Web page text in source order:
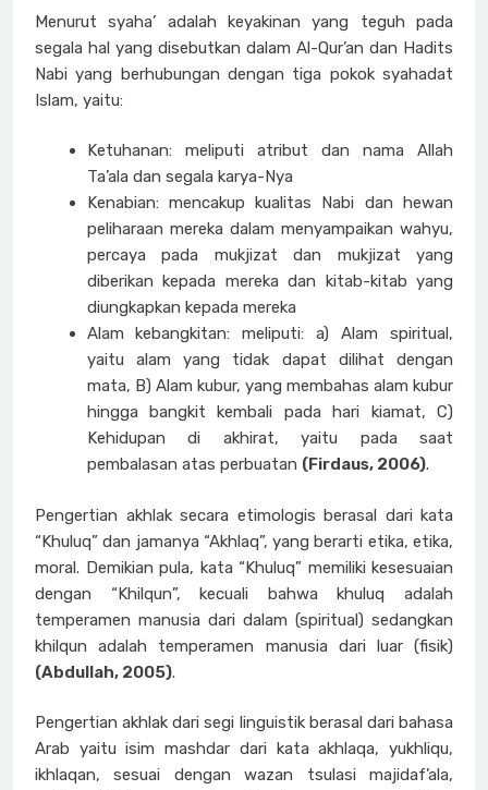
Menurut syaha’ adalah keyakinan yang teguh pada
segala hal yang disebutkan dalam Al-Qur’an dan Hadits
Nabi yang berhubungan dengan tiga pokok syahadat
Islam, yaitu:
Ketuhanan: meliputi atribut dan nama Allah
Ta’ala dan segala karya-Nya
Kenabian: mencakup kualitas Nabi dan hewan
peliharaan mereka dalam menyampaikan wahyu,
percaya pada mukjizat dan mukjizat yang
diberikan kepada mereka dan kitab-kitab yang
diungkapkan kepada mereka
Alam kebangkitan: meliputi: a) Alam spiritual,
yaitu alam yang tidak dapat dilihat dengan
mata, B) Alam kubur, yang membahas alam kubur
hingga bangkit kembali pada hari kiamat, C)
Kehidupan di akhirat, yaitu pada saat
pembalasan atas perbuatan (Firdaus, 2006).
Pengertian akhlak secara etimologis berasal dari kata
“Khuluq” dan jamanya “Akhlaq”, yang berarti etika, etika,
moral. Demikian pula, kata “Khuluq” memiliki kesesuaian
dengan “Khilqun”, kecuali bahwa khuluq adalah
temperamen manusia dari dalam (spiritual) sedangkan
khilqun adalah temperamen manusia dari luar (fisik)
(Abdullah, 2005).
Pengertian akhlak dari segi linguistik berasal dari bahasa
Arab yaitu isim mashdar dari kata akhlaqa, yukhliqu,
ikhlaqan, sesuai dengan wazan tsulasi majidaf’ala,